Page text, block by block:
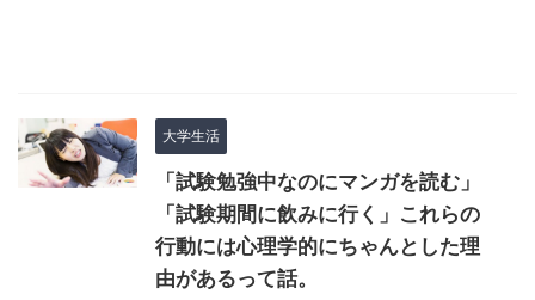
大学生活
「試験勉強中なのにマンガを読む」
「試験期間に飲みに行く」これらの
行動には心理学的にちゃんとした理
由があるって話。